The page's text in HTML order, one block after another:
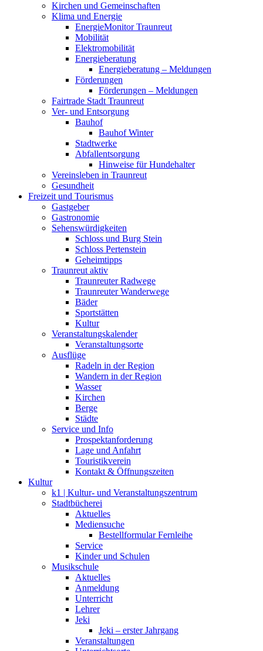
Kirchen und Gemeinschaften
Klima und Energie
EnergieMonitor Traunreut
Mobilität
Elektromobilität
Energieberatung
Energieberatung – Meldungen
Förderungen
Förderungen – Meldungen
Fairtrade Stadt Traunreut
Ver- und Entsorgung
Bauhof
Bauhof Winter
Stadtwerke
Abfallentsorgung
Hinweise für Hundehalter
Vereinsleben in Traunreut
Gesundheit
Freizeit und Tourismus
Gastgeber
Gastronomie
Sehenswürdigkeiten
Schloss und Burg Stein
Schloss Pertenstein
Geheimtipps
Traunreut aktiv
Traunreuter Radwege
Traunreuter Wanderwege
Bäder
Sportstätten
Kultur
Veranstaltungskalender
Veranstaltungsorte
Ausflüge
Radeln in der Region
Wandern in der Region
Wasser
Kirchen
Berge
Städte
Service und Info
Prospektanforderung
Lage und Anfahrt
Touristikverein
Kontakt & Öffnungszeiten
Kultur
k1 | Kultur- und Veranstaltungszentrum
Stadtbücherei
Aktuelles
Mediensuche
Bestellformular Fernleihe
Service
Kinder und Schulen
Musikschule
Aktuelles
Anmeldung
Unterricht
Lehrer
Jeki
Jeki – erster Jahrgang
Veranstaltungen